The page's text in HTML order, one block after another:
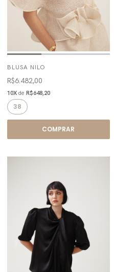
BLUSA NILO
R$6.482,00
10X de R$648,20
38
COMPRAR